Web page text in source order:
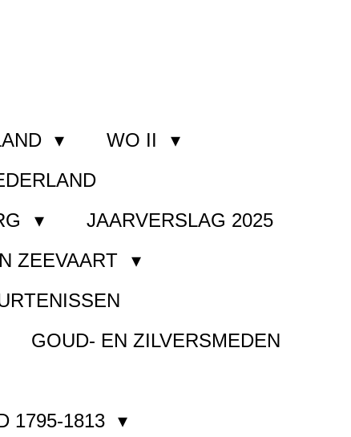
WO II
JAARVERSLAG 2025
ZEEVAART
GOUD- EN ZILVERSMEDEN
1795-1813